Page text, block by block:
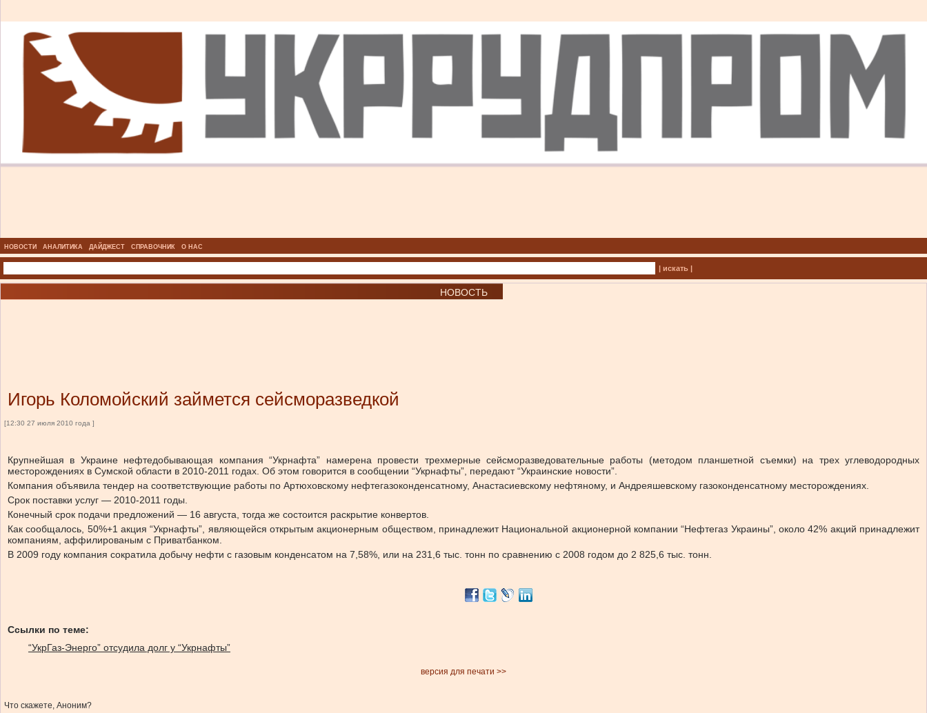
НОВОСТИ АНАЛИТИКА ДАЙДЖЕСТ СПРАВОЧНИК О НАС
| искать |
НОВОСТЬ
Игорь Коломойский займется сейсморазведкой
[12:30 27 июля 2010 года ]
Крупнейшая в Украине нефтедобывающая компания “Укрнафта” намерена провести трехмерные сейсморазведовательные работы (методом планшетной съемки) на трех углеводородных
месторождениях в Сумской области в 2010-2011 годах. Об этом говорится в сообщении “Укрнафты”, передают “Украинские новости”.
Компания объявила тендер на соответствующие работы по Артюховскому нефтегазоконденсатному, Анастасиевскому нефтяному, и Андреяшевскому газоконденсатному месторождениях.
Срок поставки услуг — 2010-2011 годы.
Конечный срок подачи предложений — 16 августа, тогда же состоится раскрытие конвертов.
Как сообщалось, 50%+1 акция “Укрнафты”, являющейся открытым акционерным обществом, принадлежит Национальной акционерной компании “Нефтегаз Украины”, около 42% акций принадлежит
компаниям, аффилированым с Приватбанком.
В 2009 году компания сократила добычу нефти с газовым конденсатом на 7,58%, или на 231,6 тыс. тонн по сравнению с 2008 годом до 2 825,6 тыс. тонн.
Ссылки по теме:
“УкрГаз-Энерго” отсудила долг у “Укрнафты”
версия для печати >>
Что скажете, Аноним?